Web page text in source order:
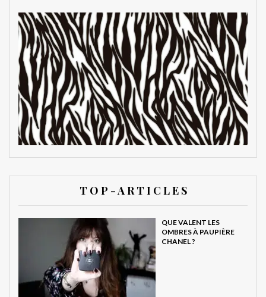
T O P - A R T I C L E S
QUE VALENT LES
OMBRES À PAUPIÈRE
CHANEL ?